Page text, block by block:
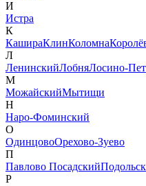
И
Истра
К
КашираКлинКоломна
Л
ЛенинскийЛобняЛосино-
М
МожайскийМытищи
Н
Наро-Фоминский
О
ОдинцовоОрехово-Зуево
П
Павлово ПосадскийПодольск
Р